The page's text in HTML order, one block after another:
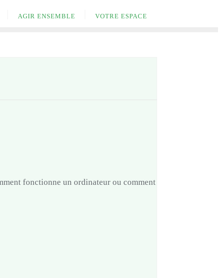
AGIR ENSEMBLE VOTRE ESPACE
fonctionne un ordinateur ou comment